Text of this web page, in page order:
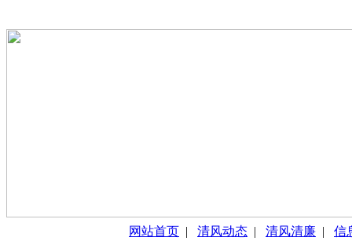
网站首页 | 清风动态 | 清风清廉 | 信